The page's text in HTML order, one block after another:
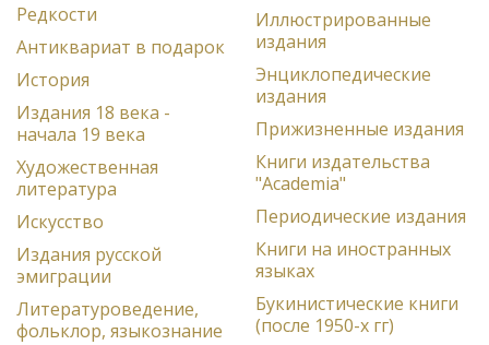
Редкости
Антиквариат в подарок
История
Издания 18 века -
начала 19 века
Художественная
литература
Искусство
Издания русской
эмиграции
Литературоведение,
фольклор, языкознание
Иллюстрированные
издания
Энциклопедические
издания
Прижизненные издания
Книги издательства
"Academia"
Периодические издания
Книги на иностранных
языках
Букинистические книги
(после 1950-х гг)